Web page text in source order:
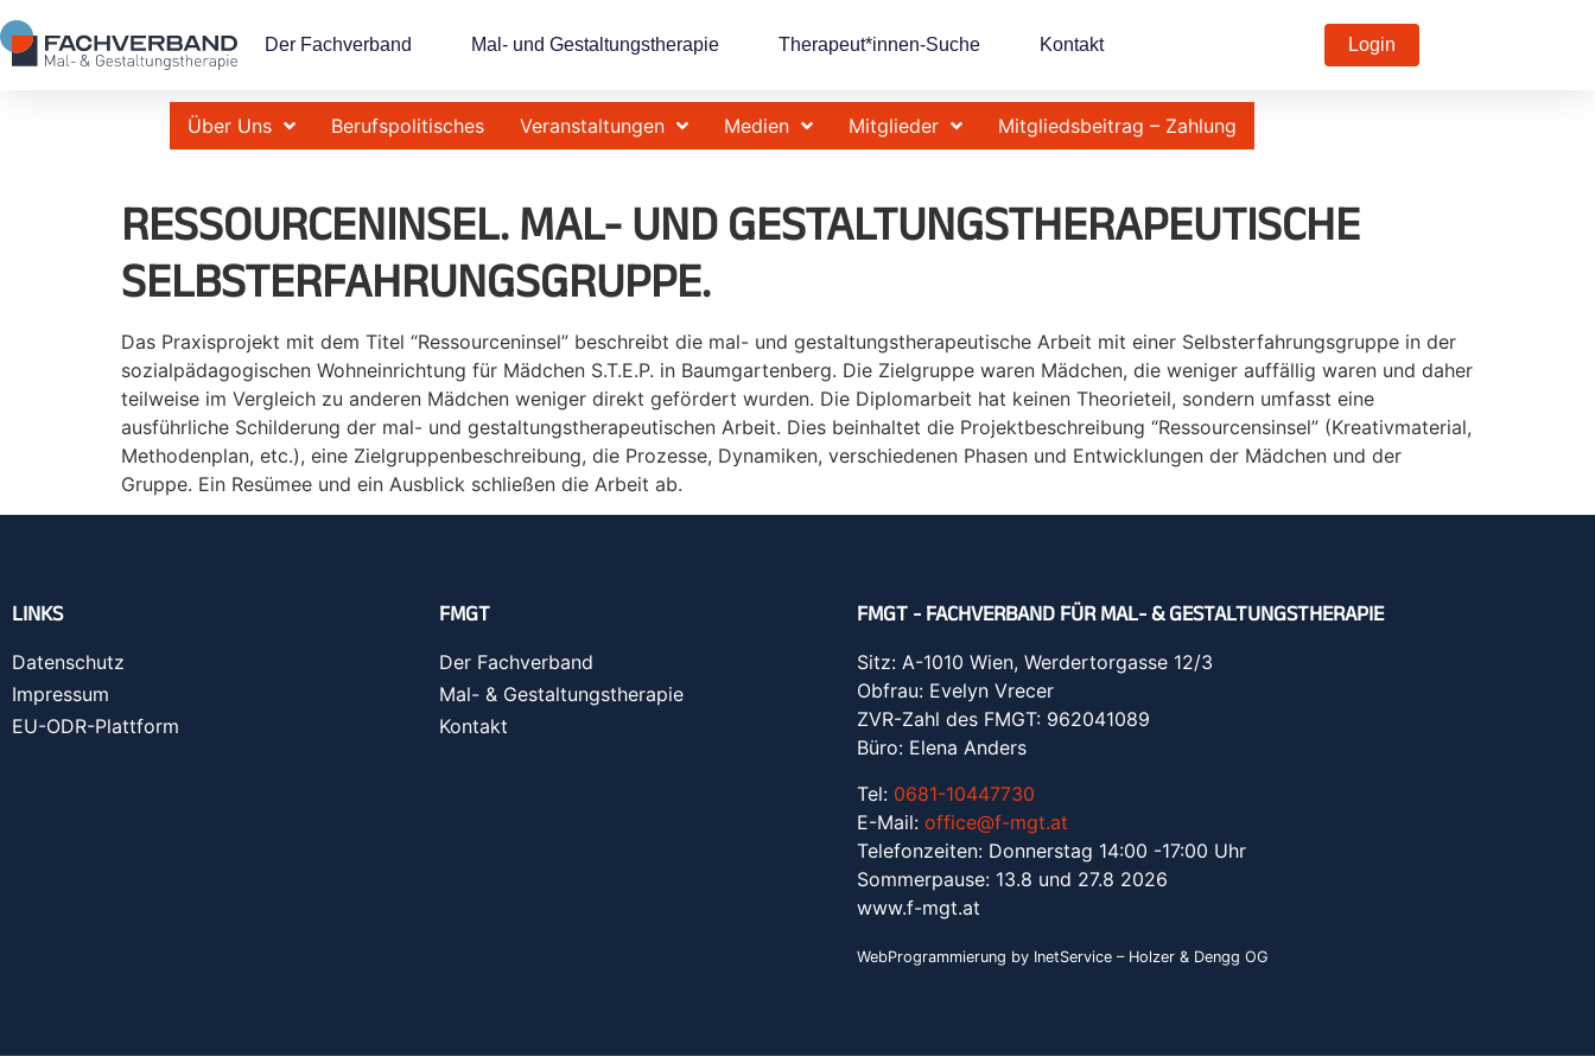
Der Fachverband Mal- und Gestaltungstherapie Therapeut*innen-Suche Kontakt Login
Über Uns Berufspolitisches Veranstaltungen Medien Mitglieder Mitgliedsbeitrag – Zahlung
RESSOURCENINSEL. MAL- UND GESTALTUNGSTHERAPEUTISCHE
SELBSTERFAHRUNGSGRUPPE.
Das Praxisprojekt mit dem Titel “Ressourceninsel” beschreibt die mal- und gestaltungstherapeutische Arbeit mit einer Selbsterfahrungsgruppe in der
sozialpädagogischen Wohneinrichtung für Mädchen S.T.E.P. in Baumgartenberg. Die Zielgruppe waren Mädchen, die weniger auffällig waren und daher
teilweise im Vergleich zu anderen Mädchen weniger direkt gefördert wurden. Die Diplomarbeit hat keinen Theorieteil, sondern umfasst eine
ausführliche Schilderung der mal- und gestaltungstherapeutischen Arbeit. Dies beinhaltet die Projektbeschreibung “Ressourcensinsel” (Kreativmaterial,
Methodenplan, etc.), eine Zielgruppenbeschreibung, die Prozesse, Dynamiken, verschiedenen Phasen und Entwicklungen der Mädchen und der
Gruppe. Ein Resümee und ein Ausblick schließen die Arbeit ab.
LINKS
Datenschutz
Impressum
EU-ODR-Plattform
FMGT
Der Fachverband
Mal- & Gestaltungstherapie
Kontakt
FMGT - FACHVERBAND FÜR MAL- & GESTALTUNGSTHERAPIE
Sitz: A-1010 Wien, Werdertorgasse 12/3
Obfrau: Evelyn Vrecer
ZVR-Zahl des FMGT: 962041089
Büro: Elena Anders
Tel: 0681-10447730
E-Mail: office@f-mgt.at
Telefonzeiten: Donnerstag 14:00 -17:00 Uhr
Sommerpause: 13.8 und 27.8 2026
www.f-mgt.at
WebProgrammierung by InetService – Holzer & Dengg OG